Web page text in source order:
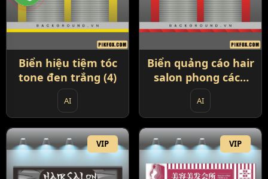
Biển hiệu tiệm tóc
tone đen trắng (4)
AI
Biển quảng cáo hair
salon phong cách
châu Âu (5)
AI
VIP VIP